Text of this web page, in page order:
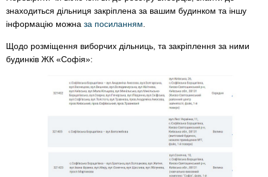
знаходиться дільниця закріплена за вашим будинком та іншу
інформацію можна за посиланням
Щодо розміщення виборчих дільниць, та закріплення за ними
будинків ЖК «Софія»: